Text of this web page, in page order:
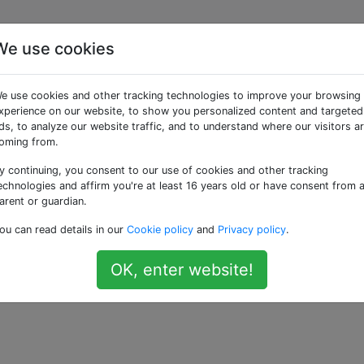
root di sistema dal
di Apple?
non ti consentirà di rimuovere i root di sistema, ti
disabilitarli solo uno alla volta. Per ognuno, è necessario
utente e digitare la password. C'è un modo per
in una volta? Non mi piace l'attuale selezione di Apple
use cookies
use cookies and other tracking technologies to improve your browsing
on our website, to show you personalized content and targeted
to analyze our website traffic, and to understand where our visitors
from.
continuing, you consent to our use of cookies and other tracking
and affirm you're at least 16 years old or have consent from a
or guardian.
can read details in our Cookie policy and Privacy policy.
OK, enter website!